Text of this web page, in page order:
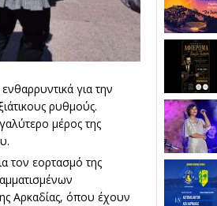
για την
ρυθμούς.
μέρος της
τον εορτασμό της
Αρκαδίας, όπου έχουν